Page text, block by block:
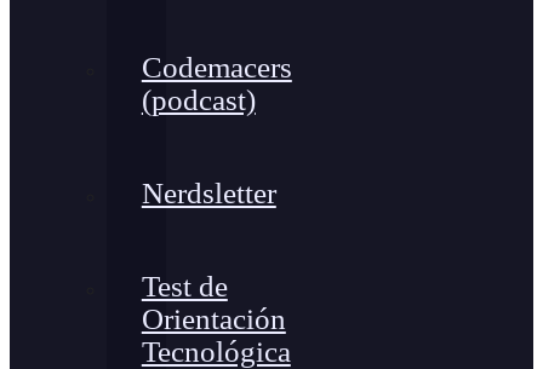
Codemacers
(podcast)
Nerdsletter
Test de
Orientación
Tecnológica